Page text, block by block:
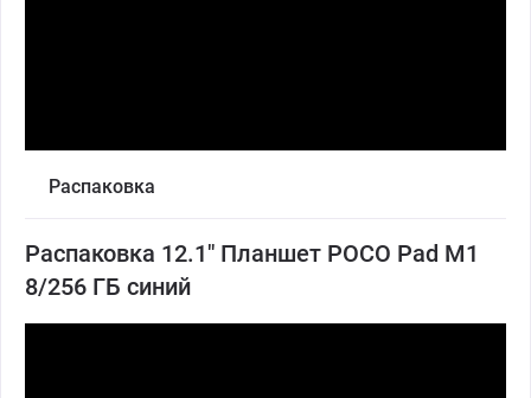
Распаковка
Распаковка 12.1" Планшет POCO Pad M1
8/256 ГБ синий